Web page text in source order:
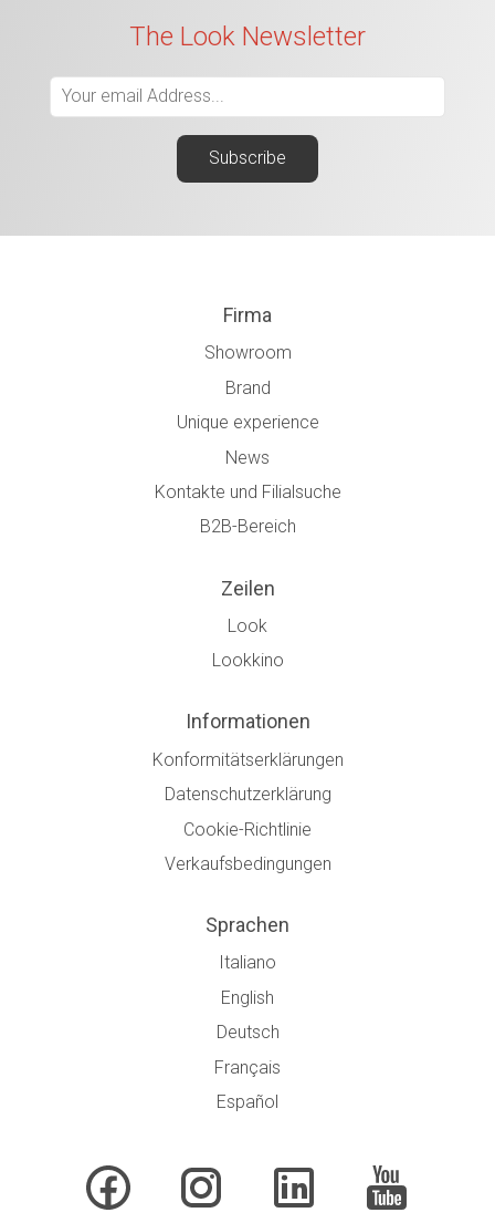
The Look Newsletter
Firma
Showroom
Brand
Unique experience
News
Kontakte und Filialsuche
B2B-Bereich
Zeilen
Look
Lookkino
Informationen
Konformitätserklärungen
Datenschutzerklärung
Cookie-Richtlinie
Verkaufsbedingungen
Sprachen
Italiano
English
Deutsch
Français
Español